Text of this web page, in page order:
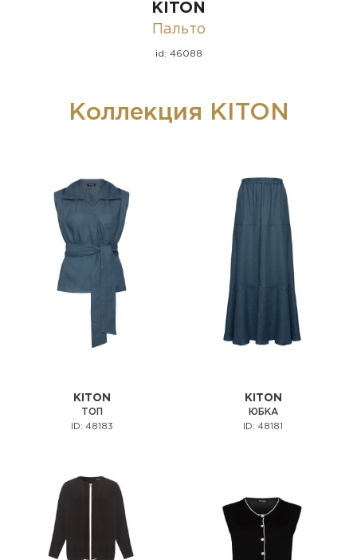
KITON
Пальто
id: 46088
Коллекция KITON
KITON
ТОП
ID: 48183
KITON
ЮБКА
ID: 48181